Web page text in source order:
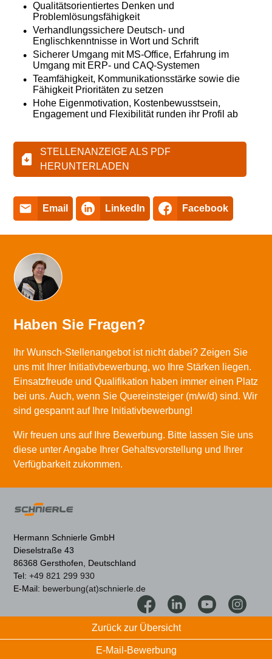
Qualitätsorientiertes Denken und
Problemlösungsfähigkeit
Verhandlungssichere Deutsch- und
Englischkenntnisse in Wort und Schrift
Sicherer Umgang mit MS-Office, Erfahrung im
Umgang mit ERP- und CAQ-Systemen
Teamfähigkeit, Kommunikationsstärke sowie die
Fähigkeit Prioritäten zu setzen
Hohe Eigenmotivation, Kostenbewusstsein,
Engagement und Flexibilität runden ihr Profil ab
STELLENANZEIGE ALS PDF
HERUNTERLADEN
Email LinkedIn Facebook
Haben Sie Fragen?
Ihr Wunsch-Stellenangebot ist nicht dabei? Zeigen Sie
uns mit Ihrer Initiativbewerbung, wo Ihre Stärken liegen.
Einsatzfreude und Qualifikation haben immer einen Platz
bei uns. Auch, wenn Sie Quereinsteiger (m/w/d) sind. Wir
sind gespannt auf Ihre Initiativbewerbung!
Wir freuen uns auf Ihre Bewerbung. Bitte lassen Sie uns
diese unter Angabe Ihrer Gehaltsvorstellung und Ihrer
Verfügbarkeit zukommen.
Hermann Schnierle GmbH
Dieselstraße 43
86368 Gersthofen, Deutschland
Tel:+49 821 299 930
E-Mail: bewerbung(at)schnierle.de
Zurück zur Übersicht
E-Mail-Bewerbung